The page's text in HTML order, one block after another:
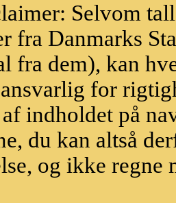
Selvom
fra Danmarks
fra dem), kan
for
af indholdet på
du kan altså
og ikke regne